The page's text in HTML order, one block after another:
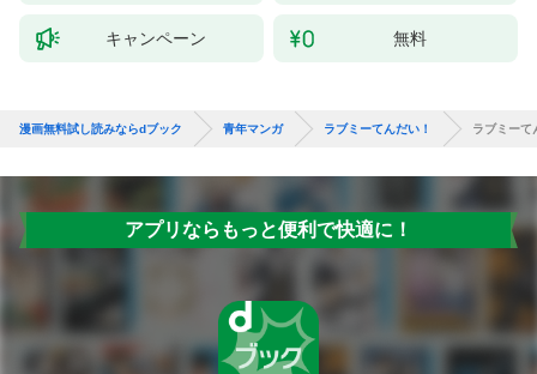
キャンペーン 無料
漫画無料試し読みならdブック 青年マンガ ラブミーてんだい！ ラブミー
アプリならもっと便利で快適に！